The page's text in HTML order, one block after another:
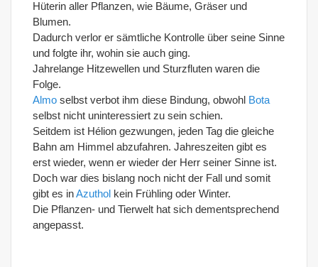
Hüterin aller Pflanzen, wie Bäume, Gräser und
Blumen.
Dadurch verlor er sämtliche Kontrolle über seine Sinne
und folgte ihr, wohin sie auch ging.
Jahrelange Hitzewellen und Sturzfluten waren die
Folge.
Almo selbst verbot ihm diese Bindung, obwohl Bota
selbst nicht uninteressiert zu sein schien.
Seitdem ist Hélion gezwungen, jeden Tag die gleiche
Bahn am Himmel abzufahren. Jahreszeiten gibt es
erst wieder, wenn er wieder der Herr seiner Sinne ist.
Doch war dies bislang noch nicht der Fall und somit
gibt es inAzuthol kein Frühling oder Winter.
Die Pflanzen- und Tierwelt hat sich dementsprechend
angepasst.